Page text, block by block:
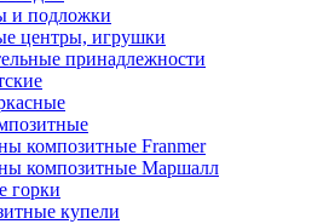
и подложки
центры, игрушки
принадлежности
композитные Franmer
композитные Маршалл
горки
купели